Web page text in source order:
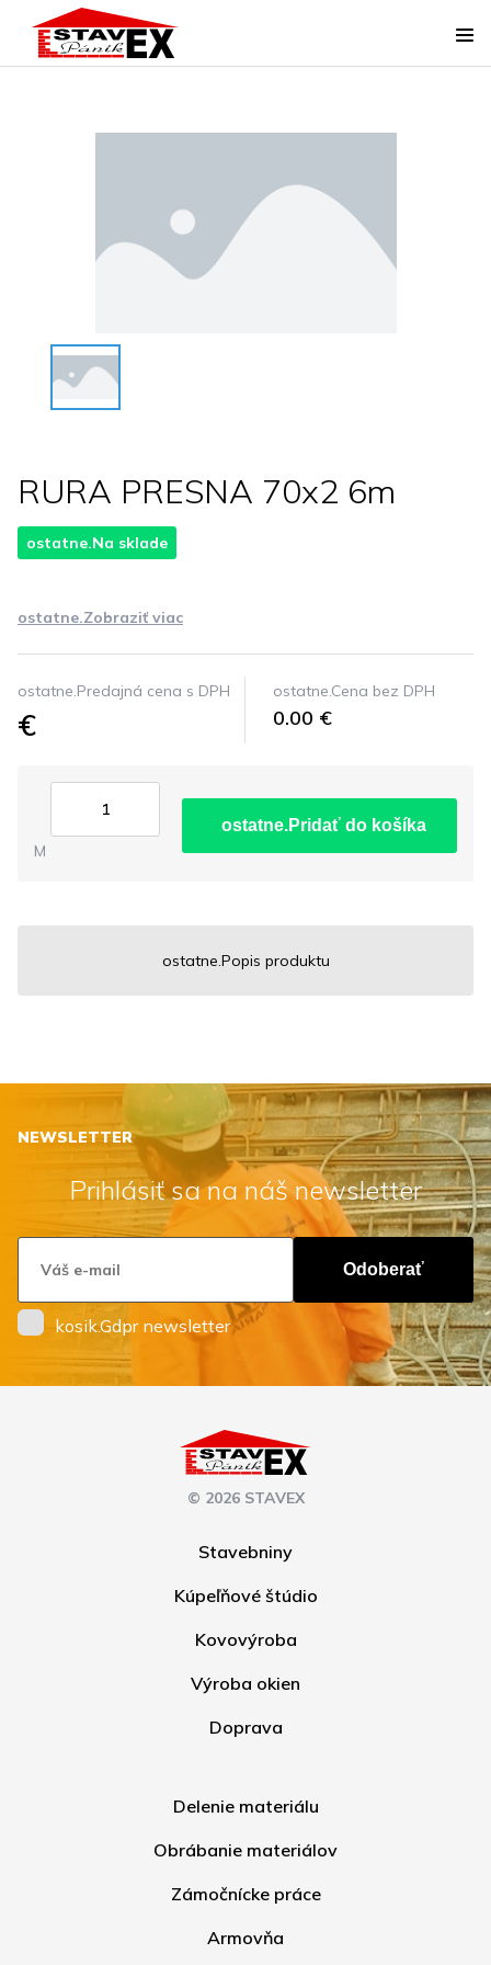
RURA PRESNA 70x2 6m
ostatne.Na sklade
ostatne.Zobraziť viac
ostatne.Predajná cena s DPH
€
ostatne.Cena bez DPH
0.00 €
M
ostatne.Pridať do košíka
ostatne.Popis produktu
NEWSLETTER
Prihlásiť sa na náš newsletter
Odoberať
kosik.Gdpr newsletter
© 2026 STAVEX
Stavebniny
Kúpeľňové štúdio
Kovovýroba
Výroba okien
Doprava
Delenie materiálu
Obrábanie materiálov
Zámočnícke práce
Armovňa